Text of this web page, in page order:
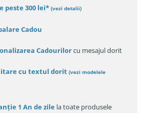
peste 300 lei* (vezi detalii)
Cadou
Cadourilorcu mesajul dorit
cu textul dorit (vezi modelele
1 An de zile la toate produsele